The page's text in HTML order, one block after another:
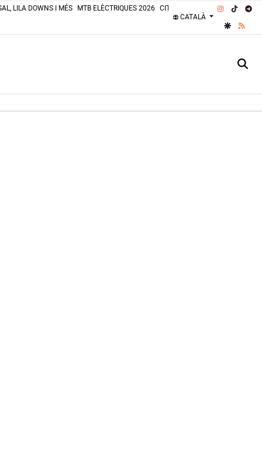
LILA DOWNS I MÉS MTB ELÈCTRIQUES 2026 CITROËN 2CV 2026
PLATGES
CATALÀ
INSTAGRAM
TIKTOK
GOOGLE
RSS